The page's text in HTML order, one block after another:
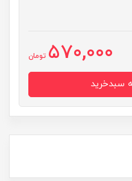
570,000 تومان